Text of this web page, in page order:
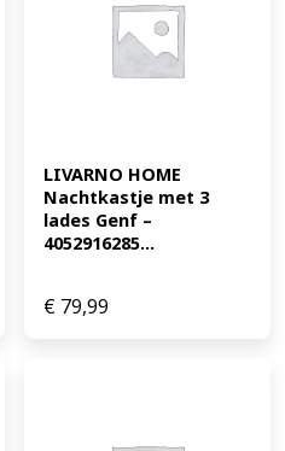
LIVARNO HOME
Nachtkastje met 3
lades Genf –
4052916285...
€ 79,99